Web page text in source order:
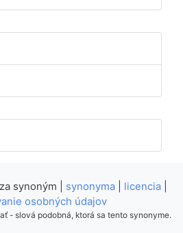
synoným | synonyma| licencia|
osobných údajov
- slová podobná, ktorá sa tento synonyme.